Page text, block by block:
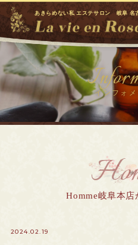
あきらめない私 エステサロン 岐阜 名
インフォ
Homme岐阜本
2024.02.19